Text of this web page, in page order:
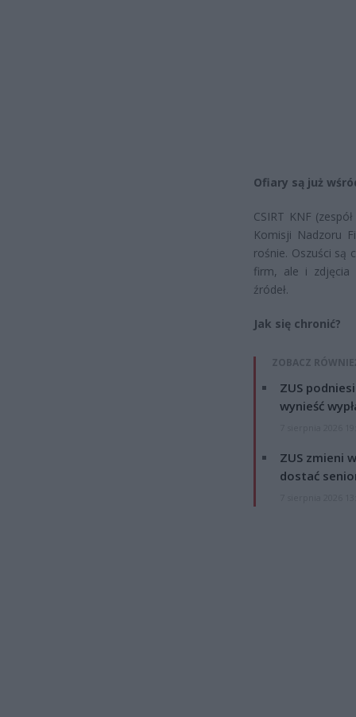
Ofiary są już
CSIRT KNF
Komisji Nadzoru
rośnie. Oszuści są
firm, ale i zdjęcia
źródeł.
Jak się chronić?
ZOBACZ
ZUS
wynieść
ZUS zmieni
dostać